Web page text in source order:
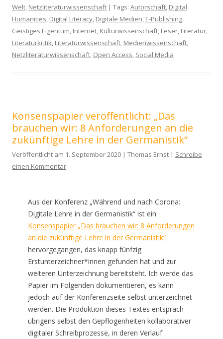
Welt, Netzliteraturwissenschaft | Tags: Autorschaft, Digital
Humanities, Digital Literacy, Digitale Medien, E-Publishing,
Geistiges Eigentum, Internet, Kulturwissenschaft, Leser, Literatur,
Literaturkritik, Literaturwissenschaft, Medienwissenschaft,
Netzliteraturwissenschaft, Open Access, Social Media
Konsenspapier veröffentlicht: „Das
brauchen wir: 8 Anforderungen an die
zukünftige Lehre in der Germanistik“
Veröffentlicht am 1. September 2020 | Thomas Ernst | Schreibe
einen Kommentar
Aus der Konferenz „Während und nach Corona:
Digitale Lehre in der Germanistik“ ist ein
Konsenspapier „Das brauchen wir: 8 Anforderungen
an die zukünftige Lehre in der Germanistik“
hervorgegangen, das knapp fünfzig
Erstunterzeichner*innen gefunden hat und zur
weiteren Unterzeichnung bereitsteht. Ich werde das
Papier im Folgenden dokumentieren, es kann
jedoch auf der Konferenzseite selbst unterzeichnet
werden. Die Produktion dieses Textes entsprach
übrigens selbst den Gepflogenheiten kollaborativer
digitaler Schreibprozesse, in deren Verlauf